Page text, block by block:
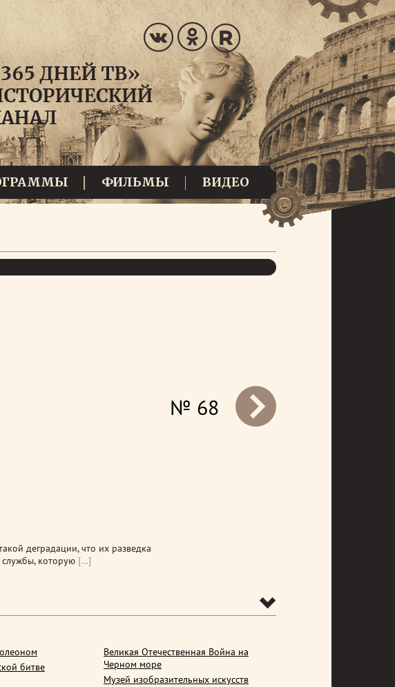
ФИЛЬМЫ ВИДЕО
prev
№ 68
деградации, что их разведка
службы, которую […]
битве
Великая Отечественная Война на
Черном море
Музей изобразительных искусств